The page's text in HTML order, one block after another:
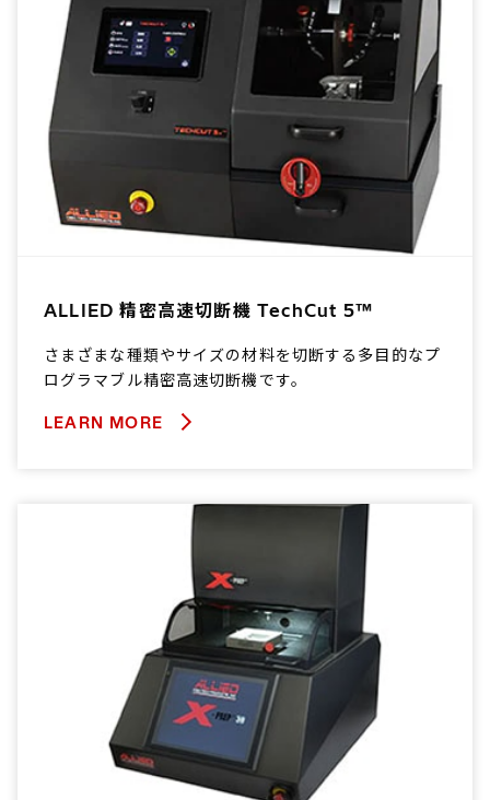
ALLIED 精密高速切断機 TechCut 5™
さまざまな種類やサイズの材料を切断する多目的なプ
ログラマブル精密高速切断機です。
LEARN MORE